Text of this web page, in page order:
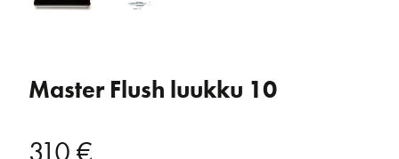
Master Flush luukku 10